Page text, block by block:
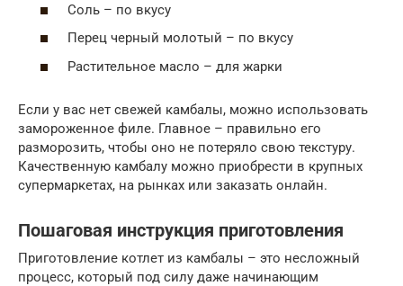
Соль – по вкусу
Перец черный молотый – по вкусу
Растительное масло – для жарки
Если у вас нет свежей камбалы, можно использовать
замороженное филе. Главное – правильно его
разморозить, чтобы оно не потеряло свою текстуру.
Качественную камбалу можно приобрести в крупных
супермаркетах, на рынках или заказать онлайн.
Пошаговая инструкция приготовления
Приготовление котлет из камбалы – это несложный
процесс, который под силу даже начинающим